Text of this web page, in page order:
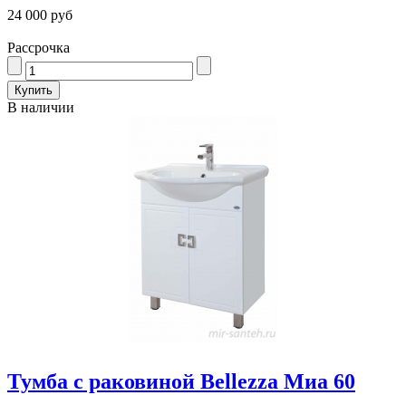
24 000 руб
Рассрочка
В наличии
Тумба с раковиной Bellezza Миа 60